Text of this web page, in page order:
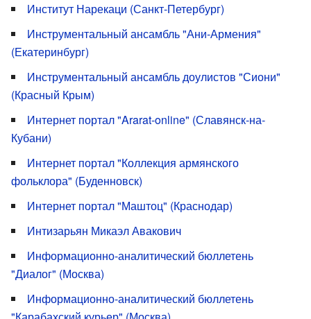
Институт Нарекаци (Санкт-Петербург)
Инструментальный ансамбль "Ани-Армения"
(Екатеринбург)
Инструментальный ансамбль доулистов "Сиони"
(Красный Крым)
Интернет портал "Ararat-online" (Славянск-на-
Кубани)
Интернет портал "Коллекция армянского
фольклора" (Буденновск)
Интернет портал "Маштоц" (Краснодар)
Интизарьян Микаэл Авакович
Информационно-аналитический бюллетень
"Диалог" (Москва)
Информационно-аналитический бюллетень